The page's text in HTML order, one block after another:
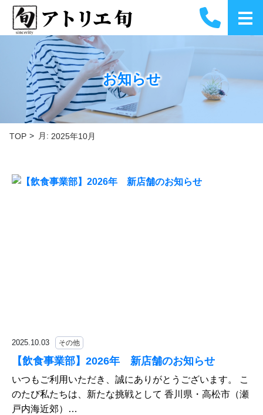
アトリエ 旬
お知らせ
TOP 月: 2025年10月
2025.10.03 その他
【飲食事業部】2026年 新店舗のお知らせ
いつもご利用いただき、誠にありがとうございます。 こ
のたび私たちは、新たな挑戦として 香川県・高松市（瀬
戸内海近郊）…